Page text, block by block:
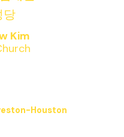
당
Kim
Houston